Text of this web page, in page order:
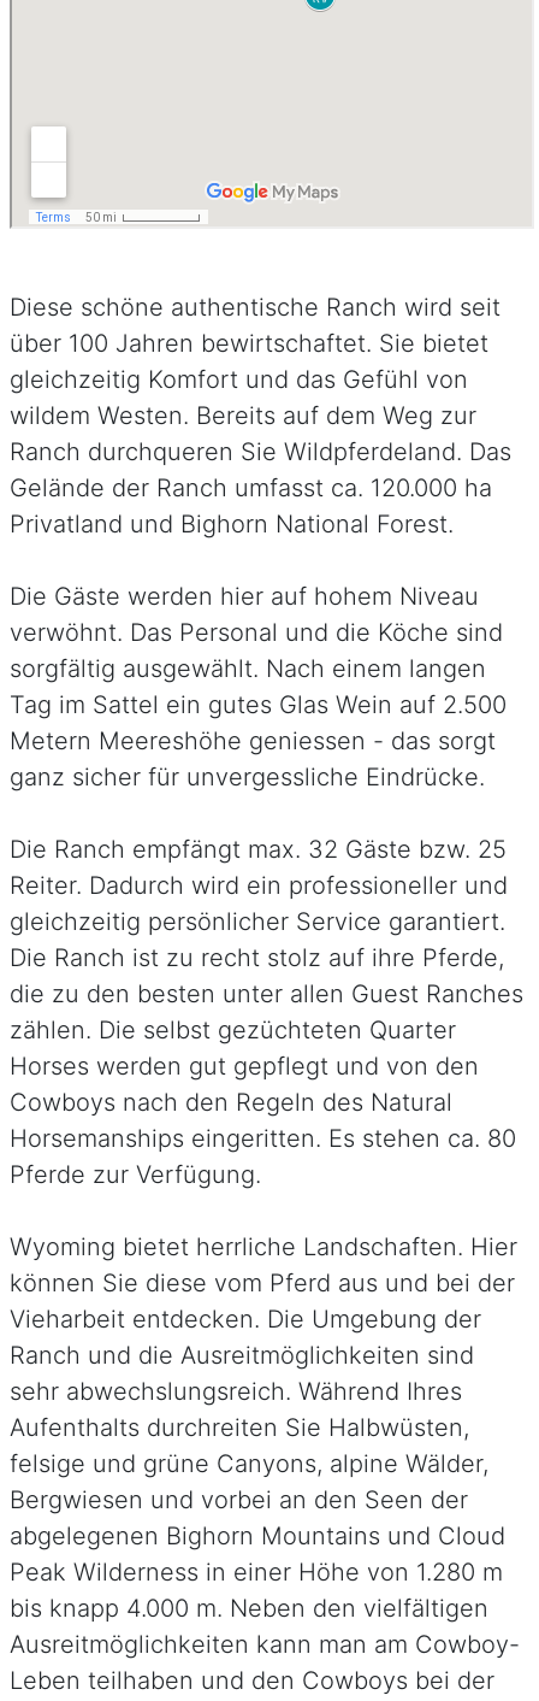
Diese schöne authentische Ranch wird seit
über 100 Jahren bewirtschaftet. Sie bietet
gleichzeitig Komfort und das Gefühl von
wildem Westen. Bereits auf dem Weg zur
Ranch durchqueren Sie Wildpferdeland. Das
Gelände der Ranch umfasst ca. 120.000 ha
Privatland und Bighorn National Forest.
Die Gäste werden hier auf hohem Niveau
verwöhnt. Das Personal und die Köche sind
sorgfältig ausgewählt. Nach einem langen
Tag im Sattel ein gutes Glas Wein auf 2.500
Metern Meereshöhe geniessen - das sorgt
ganz sicher für unvergessliche Eindrücke.
Die Ranch empfängt max. 32 Gäste bzw. 25
Reiter. Dadurch wird ein professioneller und
gleichzeitig persönlicher Service garantiert.
Die Ranch ist zu recht stolz auf ihre Pferde,
die zu den besten unter allen Guest Ranches
zählen. Die selbst gezüchteten Quarter
Horses werden gut gepflegt und von den
Cowboys nach den Regeln des Natural
Horsemanships eingeritten. Es stehen ca. 80
Pferde zur Verfügung.
Wyoming bietet herrliche Landschaften. Hier
können Sie diese vom Pferd aus und bei der
Vieharbeit entdecken. Die Umgebung der
Ranch und die Ausreitmöglichkeiten sind
sehr abwechslungsreich. Während Ihres
Aufenthalts durchreiten Sie Halbwüsten,
felsige und grüne Canyons, alpine Wälder,
Bergwiesen und vorbei an den Seen der
abgelegenen Bighorn Mountains und Cloud
Peak Wilderness in einer Höhe von 1.280 m
bis knapp 4.000 m. Neben den vielfältigen
Ausreitmöglichkeiten kann man am Cowboy-
Leben teilhaben und den Cowboys bei der